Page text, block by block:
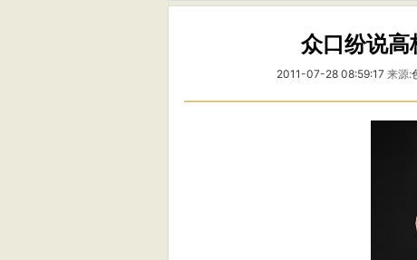
众口纷说
2011-07-28 08:59:17 来源: